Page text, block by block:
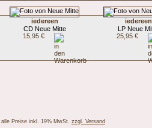
iedereen
CD Neue Mitte
15,95 €
iedereen
LP Neue
25,95 €
alle Preise inkl. 19% MwSt. zzgl. Versand